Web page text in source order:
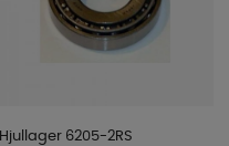
Hjullager 6205-2RS